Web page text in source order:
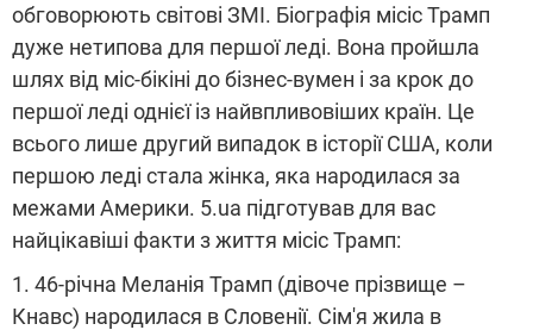
обговорюють світові ЗМІ. Біографія місіс Трамп
дуже нетипова для першої леді. Вона пройшла
шлях від міс-бікіні до бізнес-вумен і за крок до
першої леді однієї із найвпливовіших країн. Це
всього лише другий випадок в історії США, коли
першою леді стала жінка, яка народилася за
межами Америки. 5.ua підготував для вас
найцікавіші факти з життя місіс Трамп:
1. 46-річна Меланія Трамп (дівоче прізвище –
Кнавс) народилася в Словенії. Сім'я жила в